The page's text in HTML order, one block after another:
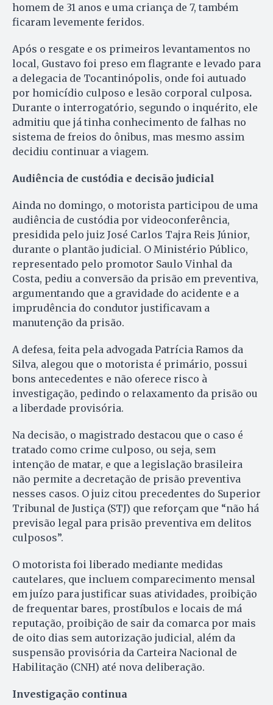
homem de 31 anos e uma criança de 7, também
ficaram levemente feridos.
Após o resgate e os primeiros levantamentos no
local, Gustavo foi preso em flagrante e levado para
a delegacia de Tocantinópolis, onde foi autuado
por homicídio culposo e lesão corporal culposa.
Durante o interrogatório, segundo o inquérito, ele
admitiu que já tinha conhecimento de falhas no
sistema de freios do ônibus, mas mesmo assim
decidiu continuar a viagem.
Audiência de custódia e decisão judicial
Ainda no domingo, o motorista participou de uma
audiência de custódia por videoconferência,
presidida pelo juiz José Carlos Tajra Reis Júnior,
durante o plantão judicial. O Ministério Público,
representado pelo promotor Saulo Vinhal da
Costa, pediu a conversão da prisão em preventiva,
argumentando que a gravidade do acidente e a
imprudência do condutor justificavam a
manutenção da prisão.
A defesa, feita pela advogada Patrícia Ramos da
Silva, alegou que o motorista é primário, possui
bons antecedentes e não oferece risco à
investigação, pedindo o relaxamento da prisão ou
a liberdade provisória.
Na decisão, o magistrado destacou que o caso é
tratado como crime culposo, ou seja, sem
intenção de matar, e que a legislação brasileira
não permite a decretação de prisão preventiva
nesses casos. O juiz citou precedentes do Superior
Tribunal de Justiça (STJ) que reforçam que “não há
previsão legal para prisão preventiva em delitos
culposos”.
O motorista foi liberado mediante medidas
cautelares, que incluem comparecimento mensal
em juízo para justificar suas atividades, proibição
de frequentar bares, prostíbulos e locais de má
reputação, proibição de sair da comarca por mais
de oito dias sem autorização judicial, além da
suspensão provisória da Carteira Nacional de
Habilitação (CNH) até nova deliberação.
Investigação continua